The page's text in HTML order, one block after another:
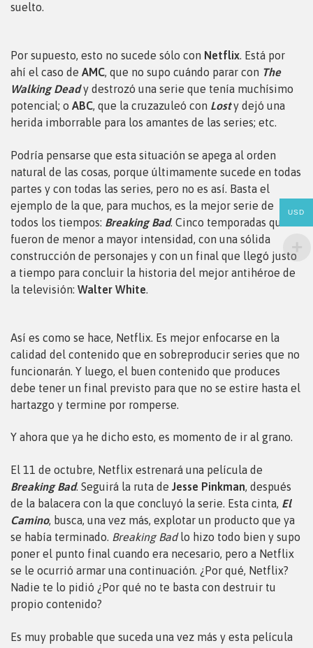
suelto.
Por supuesto, esto no sucede sólo con Netflix. Está por
ahí el caso de AMC, que no supo cuándo parar con The
Walking Deady destrozó una serie que tenía muchísimo
potencial; o ABC, que la cruzazuleó con Losty dejó una
herida imborrable para los amantes de las series; etc.
Podría pensarse que esta situación se apega al orden
natural de las cosas, porque últimamente sucede en todas
partes y con todas las series, pero no es así. Basta el
ejemplo de la que, para muchos, es la mejor serie de
todos los tiempos: Breaking Bad. Cinco temporadas que
fueron de menor a mayor intensidad, con una sólida
construcción de personajes y con un final que llegó justo
a tiempo para concluir la historia del mejor antihéroe de
la televisión: Walter White
Así es como se hace, Netflix. Es mejor enfocarse en la
calidad del contenido que en sobreproducir series que no
funcionarán. Y luego, el buen contenido que produces
debe tener un final previsto para que no se estire hasta el
hartazgo y termine por romperse.
Y ahora que ya he dicho esto, es momento de ir al grano.
El 11 de octubre, Netflix estrenará una película de
Breaking Bad. Seguirá la ruta de Jesse Pinkman, después
de la balacera con la que concluyó la serie. Esta cinta, El
Camino, busca, una vez más, explotar un producto que ya
se había terminado. Breaking Badlo hizo todo bien y supo
poner el punto final cuando era necesario, pero a Netflix
se le ocurrió armar una continuación. ¿Por qué, Netflix?
Nadie te lo pidió ¿Por qué no te basta con destruir tu
propio contenido?
Es muy probable que suceda una vez más y esta película
USD